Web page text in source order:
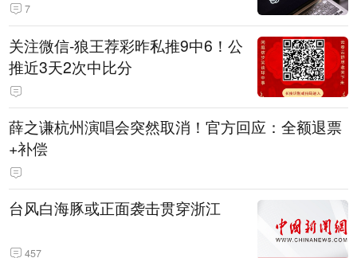
7
关注微信-狼王荐彩昨私推9中6！公
推近3天2次中比分
薛之谦杭州演唱会突然取消！官方回应：全额退票
+补偿
台风白海豚或正面袭击贯穿浙江
457